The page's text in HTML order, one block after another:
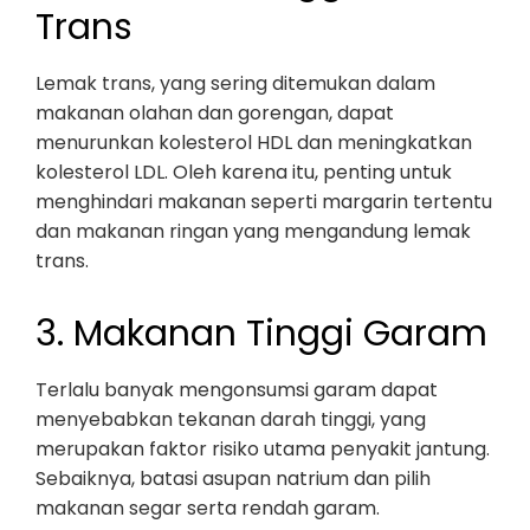
Trans
Lemak trans, yang sering ditemukan dalam
makanan olahan dan gorengan, dapat
menurunkan kolesterol HDL dan meningkatkan
kolesterol LDL. Oleh karena itu, penting untuk
menghindari makanan seperti margarin tertentu
dan makanan ringan yang mengandung lemak
trans.
3. Makanan Tinggi Garam
Terlalu banyak mengonsumsi garam dapat
menyebabkan tekanan darah tinggi, yang
merupakan faktor risiko utama penyakit jantung.
Sebaiknya, batasi asupan natrium dan pilih
makanan segar serta rendah garam.